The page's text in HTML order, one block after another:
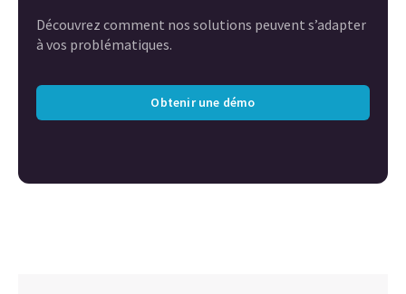
Découvrez comment nos solutions peuvent s’adapter
à vos problématiques.
Obtenir une démo